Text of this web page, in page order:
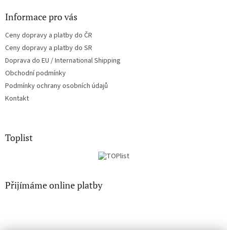
Informace pro vás
Ceny dopravy a platby do ČR
Ceny dopravy a platby do SR
Doprava do EU / International Shipping
Obchodní podmínky
Podmínky ochrany osobních údajů
Kontakt
Toplist
Přijímáme online platby